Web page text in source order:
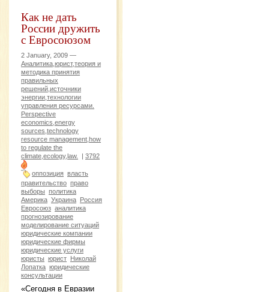
Как не дать
России дружить
с Евросоюзом
2 January, 2009 —
Аналитика,юрист,теория и
методика принятия
правильных
решений,источники
энергии,технологии
управления ресурсами.
Perspective
economics,energy
sources,technology
resource management,how
to regulate the
climate,ecology,law.
| 3792
оппозиция власть
правительство право
выборы политика
Америка Украина Россия
Евросоюз аналитика
прогнозирование
моделирование ситуаций
юридические компании
юридические фирмы
юридические услуги
юристы юрист Николай
Лопатка юридические
консультации
«Сегодня в Евразии